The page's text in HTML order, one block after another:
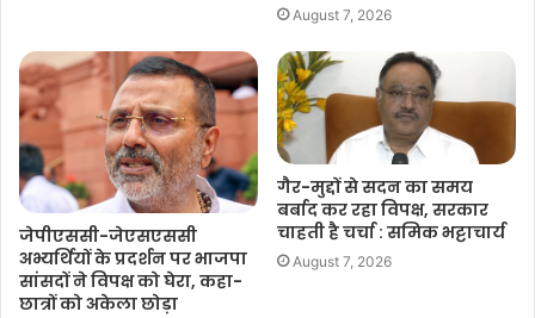
August 7, 2026
जेपीएससी-जेएसएससी
अभ्यर्थियों के प्रदर्शन पर भाजपा
सांसदों ने विपक्ष को घेरा, कहा-
छात्रों को अकेला छोड़ा
गैर-मुद्दों से सदन का समय
बर्बाद कर रहा विपक्ष, सरकार
चाहती है चर्चा : समिक भट्टाचार्य
August 7, 2026